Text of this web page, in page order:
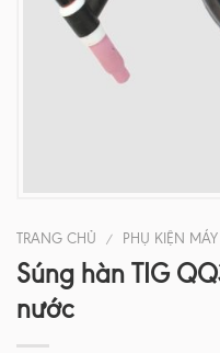
TRANG CHỦ / PHỤ KIỆN
Súng hàn TIG
nước